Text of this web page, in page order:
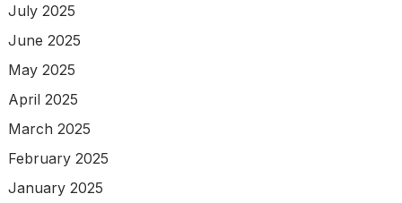
July 2025
June 2025
May 2025
April 2025
March 2025
February 2025
January 2025